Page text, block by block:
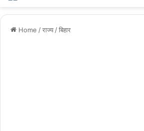
Home /राज्य /बिहार